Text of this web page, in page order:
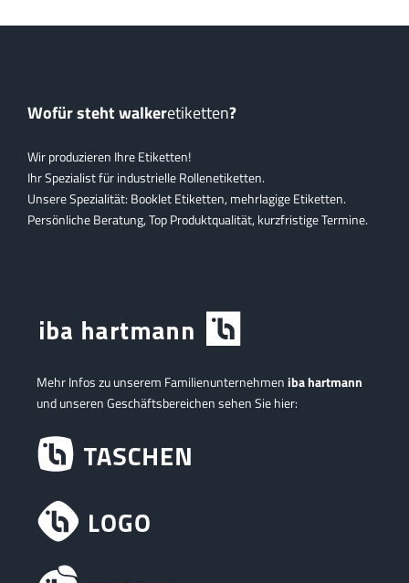
Wofür steht walkeretiketten?
Wir produzieren Ihre Etiketten!
Ihr Spezialist für industrielle Rollenetiketten.
Unsere Spezialität: Booklet Etiketten, mehrlagige Etiketten.
Persönliche Beratung, Top Produktqualität, kurzfristige Termine.
Mehr Infos zu unserem Familienunternehmeniba hartmann
und unseren Geschäftsbereichen sehen Sie hier: